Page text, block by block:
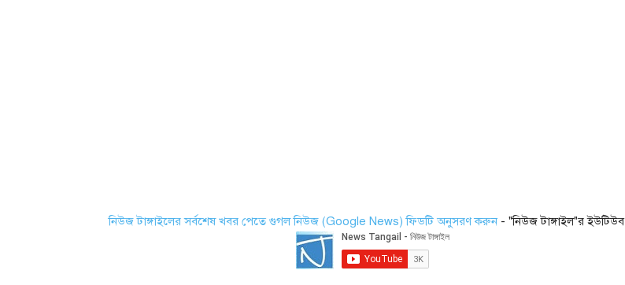
নিউজ টাঙ্গাইলের সর্বশেষ খবর পেতে গুগল নিউজ (Google News) ফিডটি অনুসরণ করুন - "নিউজ টাঙ্গাইল"র ইউটিউব